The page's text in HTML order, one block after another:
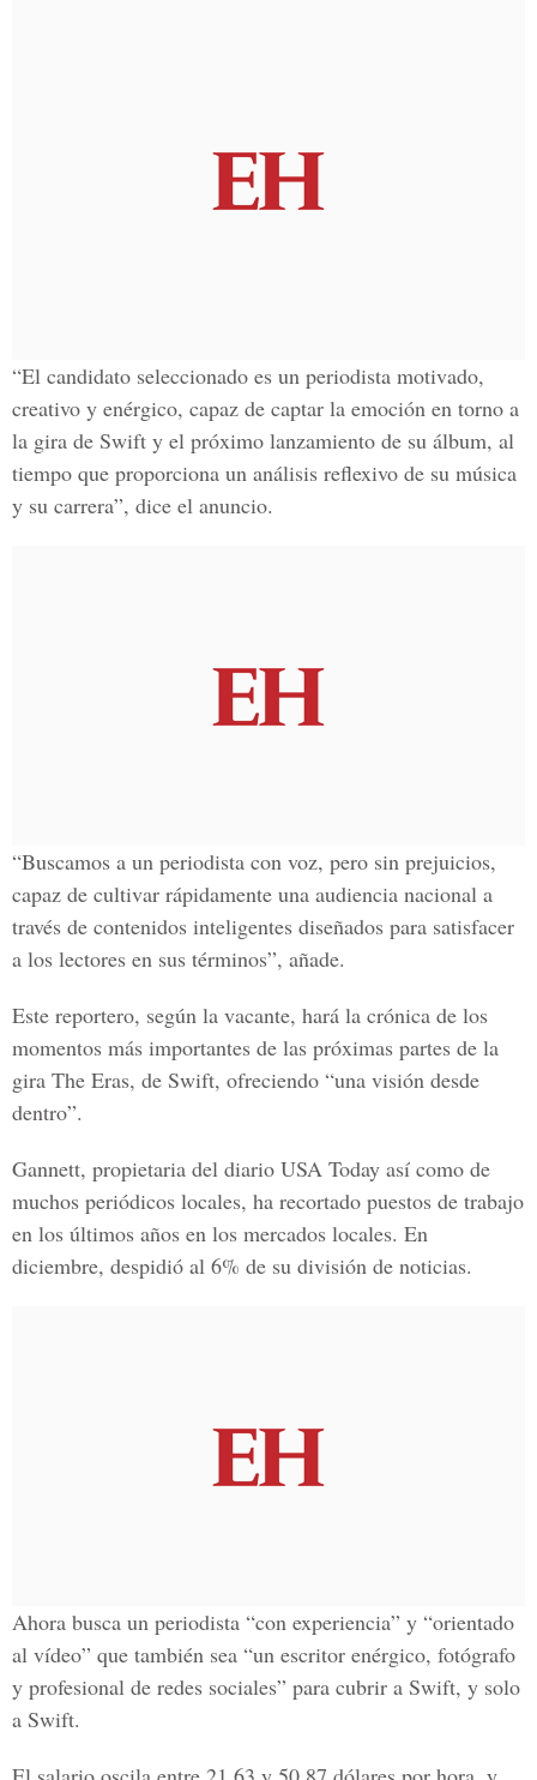
“El candidato seleccionado es un periodista motivado,
creativo y enérgico, capaz de captar la emoción en torno a
la gira de Swift y el próximo lanzamiento de su álbum, al
tiempo que proporciona un análisis reflexivo de su música
y su carrera”, dice el anuncio.
“Buscamos a un periodista con voz, pero sin prejuicios,
capaz de cultivar rápidamente una audiencia nacional a
través de contenidos inteligentes diseñados para satisfacer
a los lectores en sus términos”, añade.
Este reportero, según la vacante, hará la crónica de los
momentos más importantes de las próximas partes de la
gira The Eras, de Swift, ofreciendo “una visión desde
dentro”.
Gannett, propietaria del diario USA Today así como de
muchos periódicos locales, ha recortado puestos de trabajo
en los últimos años en los mercados locales. En
diciembre, despidió al 6% de su división de noticias.
Ahora busca un periodista “con experiencia” y “orientado
al vídeo” que también sea “un escritor enérgico, fotógrafo
y profesional de redes sociales” para cubrir a Swift, y solo
a Swift.